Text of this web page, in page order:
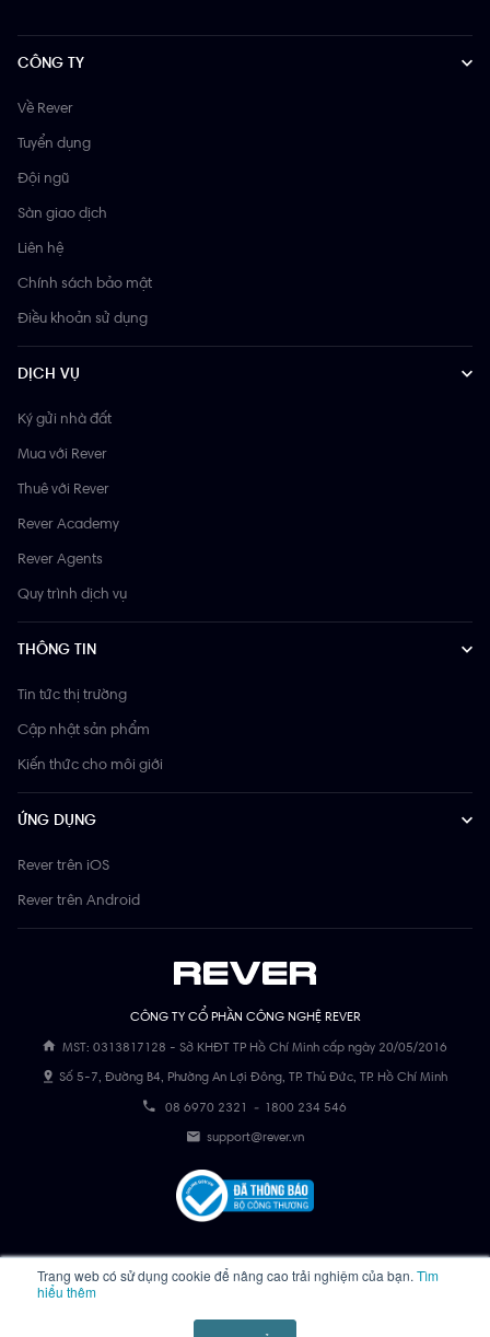
Trang web có sử dụng cookie để nâng cao trải nghiệm của bạn. Tìm
hiểu thêm
CÔNG TY CỔ PHẦN CÔNG NGHỆ REVER
MST: 0313817128 - Sở KHĐT TP Hồ Chí Minh cấp ngày 20/05/2016
Số 5-7, Đường B4, Phường An Lợi Đông, TP. Thủ Đức, TP. Hồ Chí Minh
08 6970 2321 - 1800 234 546
support@rever.vn
CÔNG TY
Về Rever
Tuyển dụng
Đội ngũ
Sàn giao dịch
Liên hệ
Chính sách bảo mật
Điều khoản sử dụng
DỊCH VỤ
Ký gửi nhà đất
Mua với Rever
Thuê với Rever
Rever Academy
Rever Agents
Quy trình dịch vụ
THÔNG TIN
Tin tức thị trường
Cập nhật sản phẩm
Kiến thức cho môi giới
ỨNG DỤNG
Rever trên iOS
Rever trên Android